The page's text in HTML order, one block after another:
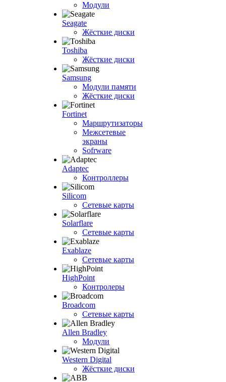
Модули
Seagate
Жёсткие диски
Toshiba
Жёсткие диски
Samsung
Модули памяти
Жёсткие диски
Fortinet
Маршрутизаторы
Межсетевые
экраны
Sofrware
Adaptec
Контроллеры
Silicom
Сетевые карты
Solarflare
Сетевые карты
Exablaze
Сетевые карты
HighPoint
Контролеры
Broadcom
Сетевые карты
Allen Bradley
Модули
Western Digital
Жёсткие диски